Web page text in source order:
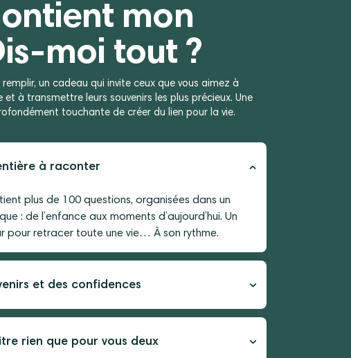
mon
moi tout ?
un cadeau qui invite ceux que vous aimez à
à transmettre leurs souvenirs les plus précieux. Une
touchante de créer du lien pour la vie.
à raconter
plus de 100 questions, organisées dans un
: de l’enfance aux moments d’aujourd’hui. Un
pour retracer toute une vie… À son rythme.
et des confidences
rien que pour vous deux